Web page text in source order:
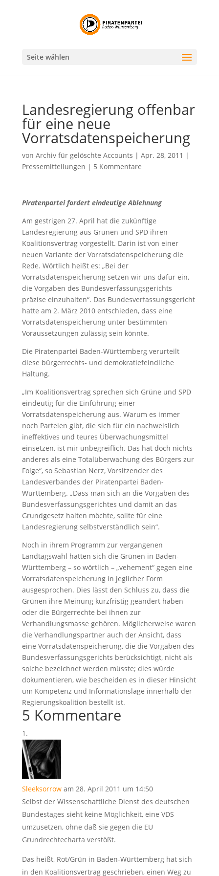
Seite wählen
Landesregierung offenbar
für eine neue
Vorratsdatenspeicherung
von Archiv für gelöschte Accounts | Apr. 28, 2011 |
Pressemitteilungen | 5 Kommentare
Piratenpartei fordert eindeutige Ablehnung
Am gestrigen 27. April hat die zukünftige
Landesregierung aus Grünen und SPD ihren
Koalitionsvertrag vorgestellt. Darin ist von einer
neuen Variante der Vorratsdatenspeicherung die
Rede. Wörtlich heißt es: „Bei der
Vorratsdatenspeicherung setzen wir uns dafür ein,
die Vorgaben des Bundesverfassungsgerichts
präzise einzuhalten“. Das Bundesverfassungsgericht
hatte am 2. März 2010 entschieden, dass eine
Vorratsdatenspeicherung unter bestimmten
Voraussetzungen zulässig sein könnte.
Die Piratenpartei Baden-Württemberg verurteilt
diese bürgerrechts- und demokratiefeindliche
Haltung.
„Im Koalitionsvertrag sprechen sich Grüne und SPD
eindeutig für die Einführung einer
Vorratsdatenspeicherung aus. Warum es immer
noch Parteien gibt, die sich für ein nachweislich
ineffektives und teures Überwachungsmittel
einsetzen, ist mir unbegreiflich. Das hat doch nichts
anderes als eine Totalüberwachung des Bürgers zur
Folge“, so Sebastian Nerz, Vorsitzender des
Landesverbandes der Piratenpartei Baden-
Württemberg. „Dass man sich an die Vorgaben des
Bundesverfassungsgerichtes und damit an das
Grundgesetz halten möchte, sollte für eine
Landesregierung selbstverständlich sein“.
Noch in ihrem Programm zur vergangenen
Landtagswahl hatten sich die Grünen in Baden-
Württemberg – so wörtlich – „vehement“ gegen eine
Vorratsdatenspeicherung in jeglicher Form
ausgesprochen. Dies lässt den Schluss zu, dass die
Grünen ihre Meinung kurzfristig geändert haben
oder die Bürgerrechte bei ihnen zur
Verhandlungsmasse gehören. Möglicherweise waren
die Verhandlungspartner auch der Ansicht, dass
eine Vorratsdatenspeicherung, die die Vorgaben des
Bundesverfassungsgerichts berücksichtigt, nicht als
solche bezeichnet werden müsste; dies würde
dokumentieren, wie bescheiden es in dieser Hinsicht
um Kompetenz und Informationslage innerhalb der
Regierungskoalition bestellt ist.
5 Kommentare
Sleeksorrow am 28. April 2011 um 14:50
Selbst der Wissenschaftliche Dienst des deutschen
Bundestages sieht keine Möglichkeit, eine VDS
umzusetzen, ohne daß sie gegen die EU
Grundrechtecharta verstößt.
Das heißt, Rot/Grün in Baden-Württemberg hat sich
in den Koalitionsvertrag geschrieben, einen Weg zu